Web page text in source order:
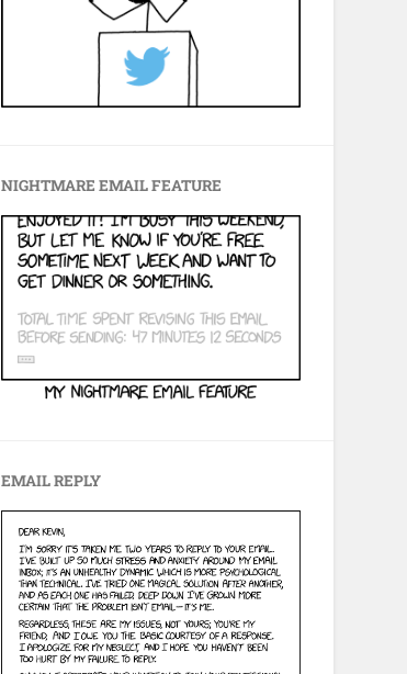
NIGHTMARE EMAIL FEATURE
EMAIL REPLY